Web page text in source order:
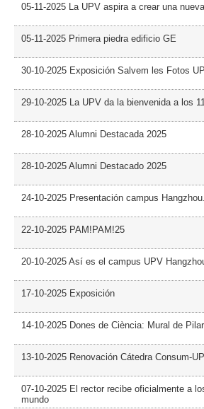
05-11-2025 La UPV aspira a crear una
05-11-2025 Primera piedra edificio GE
30-10-2025 Exposición Salvem les Fotos
29-10-2025 La UPV da la bienvenida a los
28-10-2025 Alumni Destacada 2025
28-10-2025 Alumni Destacado 2025
24-10-2025 Presentación campus
22-10-2025 PAM!PAM!25
20-10-2025 Así es el campus UPV
17-10-2025 Exposición
14-10-2025 Dones de Ciència: Mural de
13-10-2025 Renovación Cátedra Consum-
07-10-2025 El rector recibe oficialmente a
mundo